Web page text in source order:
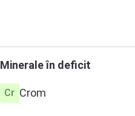
Minerale în deficit
Cr Crom